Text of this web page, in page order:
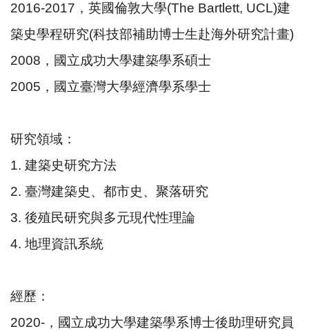
2016-2017，英國倫敦大學(The Bartlett, UCL)建
築史學程研究(科技部補助博士生赴海外研究計畫)
2008，國立成功大學建築學系碩士
2005，國立臺灣大學經濟學系學士
研究領域：
1. 建築史研究方法
2. 臺灣建築史、都市史、聚落研究
3. 後殖民研究與多元現代性理論
4. 地理資訊系統
經歷：
2020-，國立成功大學建築學系博士後助理研究員